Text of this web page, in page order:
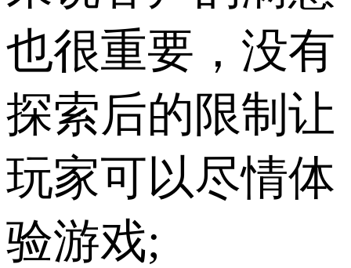
也很重要，没有
探索后的限制让
玩家可以尽情体
验游戏;